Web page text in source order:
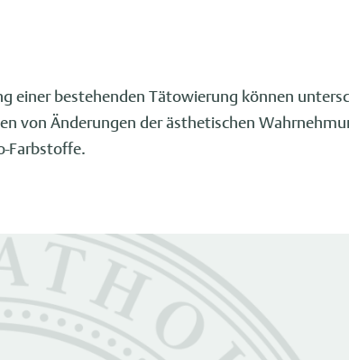
einer bestehenden Tätowierung können
von Änderungen der ästhetischen
Farbstoffe.